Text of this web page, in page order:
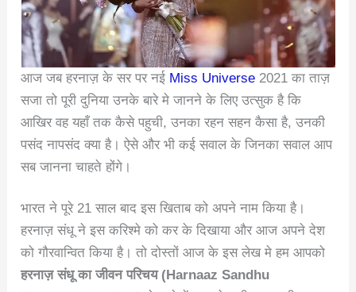
आज जब हरनाज़ के सर पर नई Miss Universe 2021 का ताज़
सजा तो पूरी दुनिया उनके बारे मे जानने के लिए उत्सुक है कि
आखिर वह यहाँ तक कैसे पहुची, उनका रहन सहन कैसा है, उनकी
पसंद नापसंद क्या है। ऐसे और भी कई सवाल के जिनका सवाल आप
सब जानना चाहते होंगे।
भारत ने पूरे 21 साल बाद इस खिताब को अपने नाम किया है।
हरनाज़ संधू ने इस करिश्मे को कर के दिखाया और आज अपने देश
को गौरवान्वित किया है। तो दोस्तों आज के इस लेख मे हम आपको
हरनाज़ संधू का जीवन परिचय (Harnaaz Sandhu